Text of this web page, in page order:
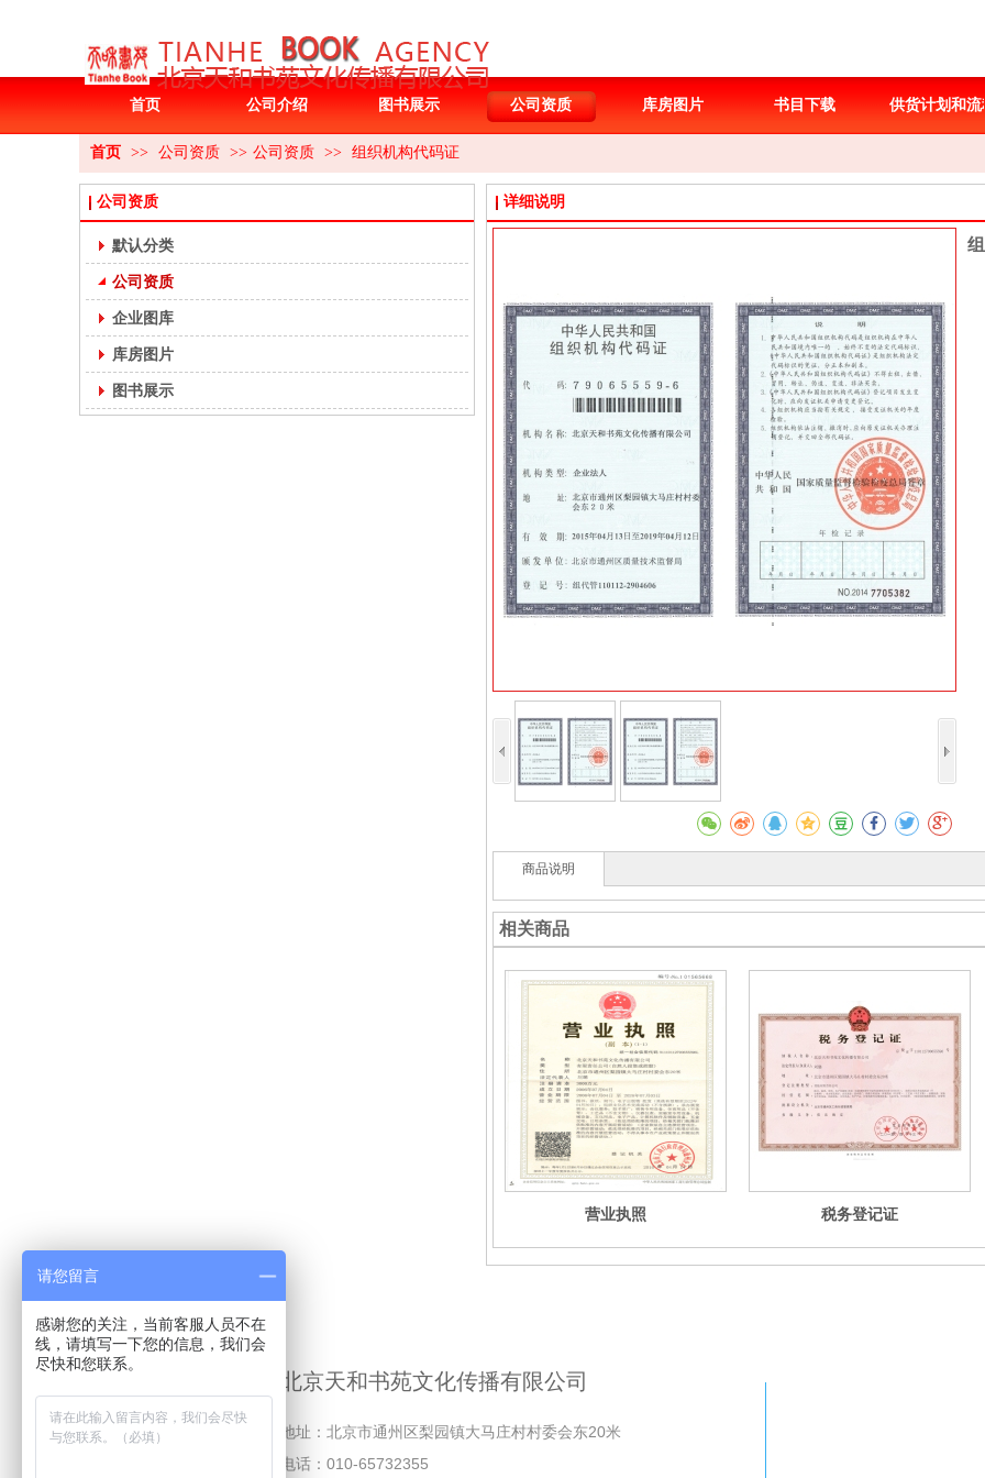
首页 公司介绍 图书展示 公司资质 库房图片 书目下载 供货计划和流
首页 >> 公司资质 >> 公司资质 >> 组织机构代码证
公司资质
默认分类
公司资质
企业图库
库房图片
图书展示
详细说明
商品说明
相关商品
营业执照 税务登记证
地址：北京市通州区梨园镇大马庄村村委会东20米
电话：010-65732355
北京天和书苑文化传播有限公司
请您留言
感谢您的关注，当前客服人员不在
线，请填写一下您的信息，我们会
尽快和您联系。